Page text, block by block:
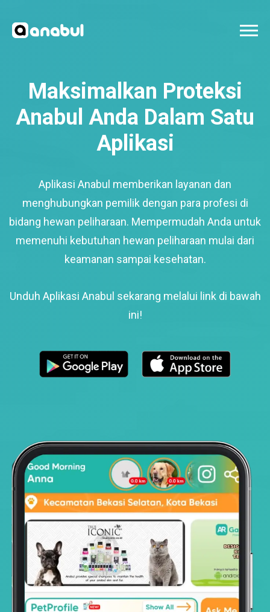
Maksimalkan Proteksi
Anabul Anda Dalam Satu
Aplikasi
Aplikasi Anabul memberikan layanan dan
menghubungkan pemilik dengan para profesi di
bidang hewan peliharaan. Mempermudah Anda untuk
memenuhi kebutuhan hewan peliharaan mulai dari
keamanan sampai kesehatan.
Unduh Aplikasi Anabul sekarang melalui link di bawah
ini!